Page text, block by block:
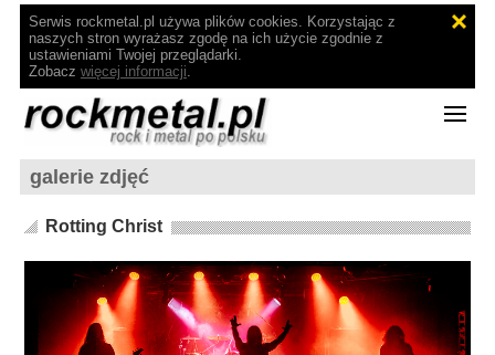
Serwis rockmetal.pl używa plików cookies. Korzystając z
naszych stron wyrażasz zgodę na ich użycie zgodnie z
ustawieniami Twojej przeglądarki.
Zobacz więcej informacji.
galerie zdjęć
Rotting Christ